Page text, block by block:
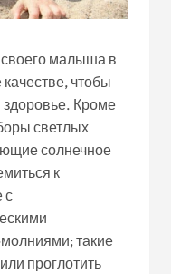
малыша в
чтобы
здоровье. Кроме
светлых
солнечное
к
с
такие
проглотить